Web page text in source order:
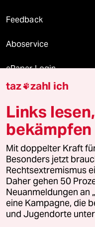
Feedback
Aboservice
ePaper Login
Downloads für
© 2026 taz Verlags und
Alle Rechte vorbehalten. Bei
wenden Sie sich bitte an
Feedback
Leitlinie Informant
taz zahl ich
Links
bekämpfen
Mit doppelter Kraft
Besonders jetzt
Rechtsextremismus
Daher gehen 50
Neuanmeldungen an
eine Kampagne, die
und Jugendorte